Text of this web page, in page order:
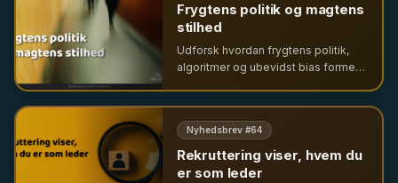
Frygtens politik og magtens
stilhed
Udforsk hvordan frygtens politik,
algoritmer og ubevidst bias former
behovet for reel diversitet i ledelse.
Nyhedsbrev #64
Rekruttering viser, hvem du
er som leder